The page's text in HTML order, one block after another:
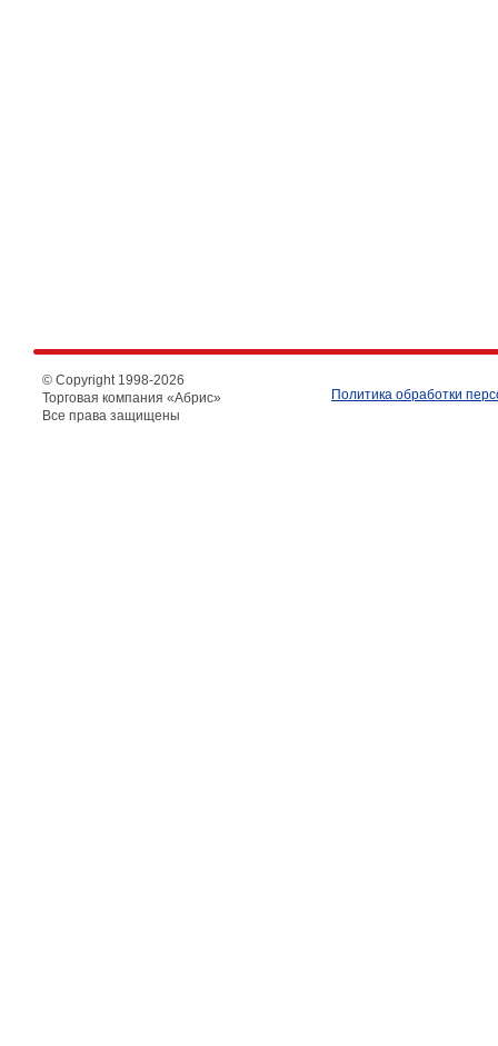
© Copyright 1998-2026
Торговая компания «Абрис»
Все права защищены
Политика обработки